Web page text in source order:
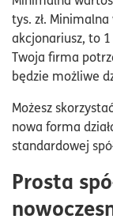
tys. zł.
akcjonariusz, to
Twoja firma
będzie możliwe
Możesz
nowa forma
standardowej
Prosta